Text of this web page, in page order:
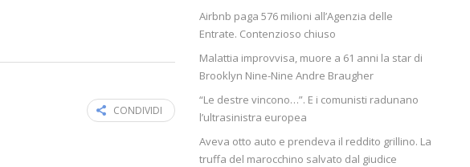
CONDIVIDI
Airbnb paga 576 milioni all’Agenzia delle
Entrate. Contenzioso chiuso
Malattia improvvisa, muore a 61 anni la star di
Brooklyn Nine-Nine Andre Braugher
“Le destre vincono…”. E i comunisti radunano
l’ultrasinistra europea
Aveva otto auto e prendeva il reddito grillino. La
truffa del marocchino salvato dal giudice